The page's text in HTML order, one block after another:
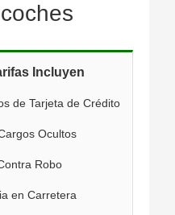
Incluyen
de Tarjeta de Crédito
Ocultos
Robo
en Carretera